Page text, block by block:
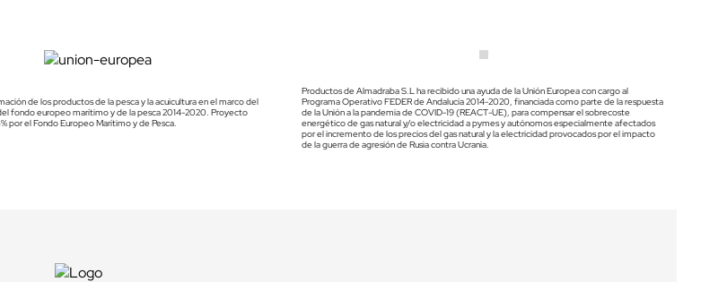
de los productos de la pesca y la acuicultura en el marco del
fondo europeo marítimo y de la pesca 2014-2020. Proyecto
por el Fondo Europeo Marítimo y de Pesca.
Productos de Almadraba S.L ha recibido una ayuda de la Unión Europea con cargo al
Programa Operativo FEDER de Andalucía 2014-2020, financiada como parte de la respuesta
de la Unión a la pandemia de COVID-19 (REACT-UE), para compensar el sobrecoste
energético de gas natural y/o electricidad a pymes y autónomos especialmente afectados
por el incremento de los precios del gas natural y la electricidad provocados por el impacto
de la guerra de agresión de Rusia contra Ucrania.